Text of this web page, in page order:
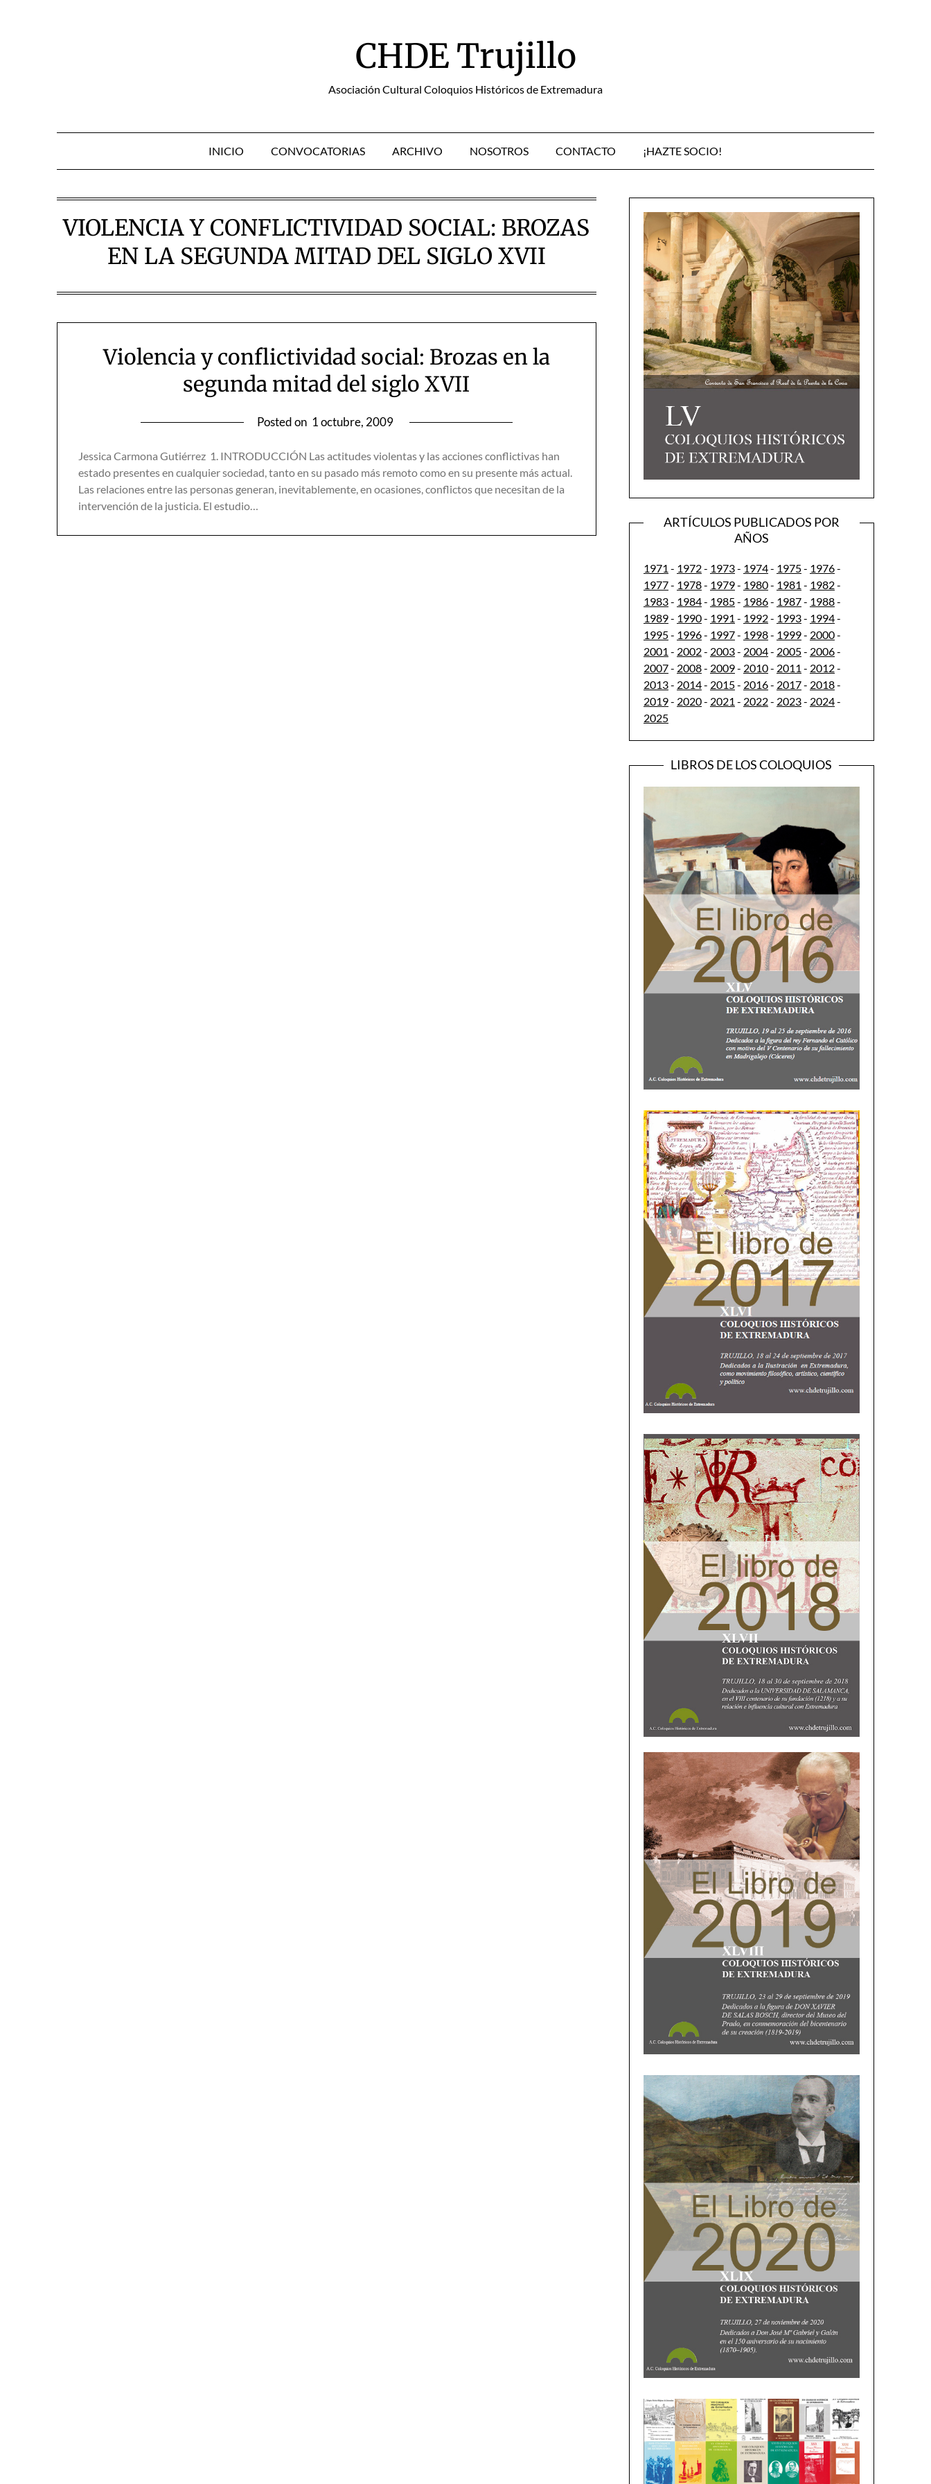
CHDE Trujillo
Asociación Cultural Coloquios Históricos de Extremadura
INICIO CONVOCATORIAS ARCHIVO NOSOTROS CONTACTO ¡HAZTE SOCIO!
VIOLENCIA Y CONFLICTIVIDAD SOCIAL: BROZAS
EN LA SEGUNDA MITAD DEL SIGLO XVII
Violencia y conflictividad social: Brozas en la
segunda mitad del siglo XVII
Posted on 1 octubre, 2009
Jessica Carmona Gutiérrez 1. INTRODUCCIÓN Las actitudes violentas y las acciones conflictivas han
estado presentes en cualquier sociedad, tanto en su pasado más remoto como en su presente más actual.
Las relaciones entre las personas generan, inevitablemente, en ocasiones, conflictos que necesitan de la
intervención de la justicia. El estudio…
ARTÍCULOS PUBLICADOS POR
AÑOS
1971 - 1972- 1973- 1974- 1975- 1976-
1977- 1978- 1979- 1980- 1981 - 1982-
1983- 1984- 1985- 1986- 1987- 1988-
1989- 1990- 1991 - 1992- 1993- 1994-
1995- 1996- 1997- 1998- 1999- 2000-
2001 - 2002- 2003- 2004- 2005- 2006-
2007- 2008- 2009- 2010- 2011 - 2012-
2013- 2014- 2015- 2016- 2017- 2018-
2019- 2020- 2021 - 2022- 2023- 2024-
2025
LIBROS DE LOS COLOQUIOS